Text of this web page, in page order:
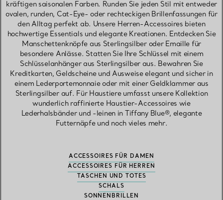
kräftigen saisonalen Farben. Runden Sie jeden Stil mit entweder
ovalen, runden, Cat-Eye- oder rechteckigen Brillenfassungen für
den Alltag perfekt ab. Unsere Herren-Accessoires bieten
hochwertige Essentials und elegante Kreationen. Entdecken Sie
Manschettenknöpfe aus Sterlingsilber oder Emaille für
besondere Anlässe. Statten Sie Ihre Schlüssel mit einem
Schlüsselanhänger aus Sterlingsilber aus. Bewahren Sie
Kreditkarten, Geldscheine und Ausweise elegant und sicher in
einem Lederportemonnaie oder mit einer Geldklammer aus
Sterlingsilber auf. Für Haustiere umfasst unsere Kollektion
wunderlich raffinierte Haustier-Accessoires wie
Lederhalsbänder und -leinen in Tiffany Blue®, elegante
Futternäpfe und noch vieles mehr.
ACCESSOIRES FÜR DAMEN
ACCESSOIRES FÜR HERREN
TASCHEN UND TOTES
SCHALS
SONNENBRILLEN